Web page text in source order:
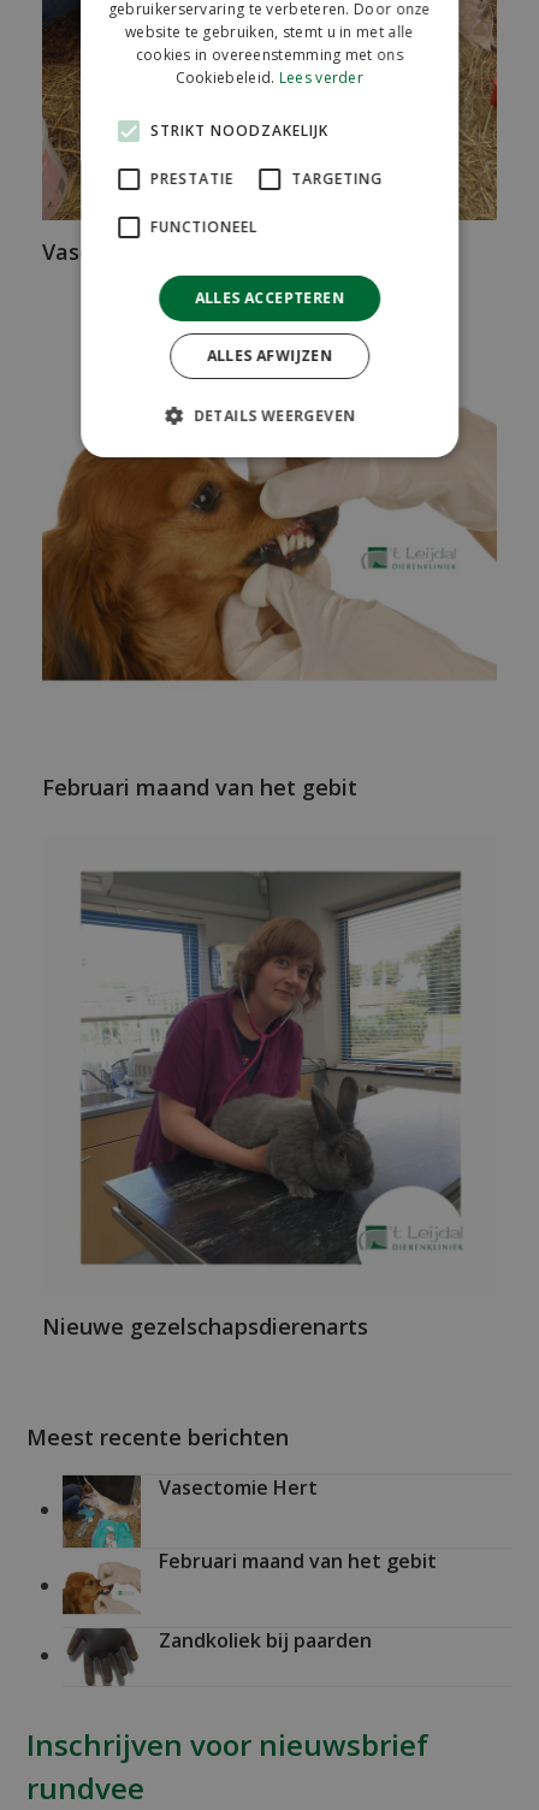
Vasectomie Hert
Februari maand van het gebit
Nieuwe gezelschapsdierenarts
Meest recente berichten
Vasectomie Hert
Februari maand van het gebit
Zandkoliek bij paarden
Inschrijven voor nieuwsbrief
rundvee
gebruikerservaring te verbeteren. Door onze
website te gebruiken, stemt u in met alle
cookies in overeenstemming met ons
Cookiebeleid. Lees verder
STRIKT NOODZAKELIJK
PRESTATIE TARGETING
FUNCTIONEEL
ALLES ACCEPTEREN
ALLES AFWIJZEN
DETAILS WEERGEVEN